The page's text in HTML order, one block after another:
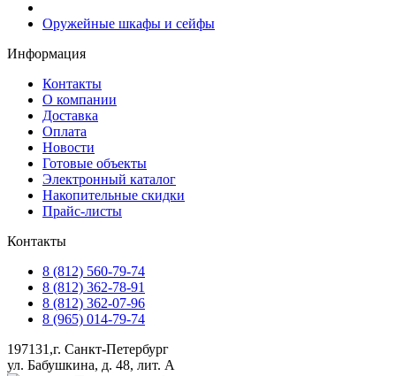
Оружейные шкафы и сейфы
Информация
Контакты
О компании
Доставка
Оплата
Новости
Готовые объекты
Электронный каталог
Накопительные скидки
Прайс-листы
Контакты
8 (812) 560-79-74
8 (812) 362-78-91
8 (812) 362-07-96
8 (965) 014-79-74
197131,г. Санкт-Петербург
ул. Бабушкина, д. 48, лит. А